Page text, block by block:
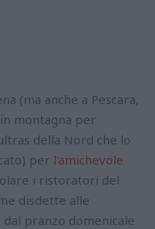
(ma anche a Pescara,
montagna per
della Nord che lo
per l'amichevole
i ristoratori del
disdette alle
pranzo domenicale